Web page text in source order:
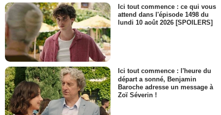
Ici tout commence : ce qui vous
attend dans l'épisode 1498 du
lundi 10 août 2026 [SPOILERS]
Ici tout commence : l'heure du
départ a sonné, Benjamin
Baroche adresse un message à
Zoï Séverin !